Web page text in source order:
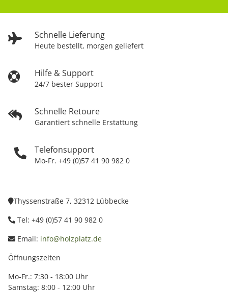
Schnelle Lieferung
Heute bestellt, morgen geliefert
Hilfe & Support
24/7 bester Support
Schnelle Retoure
Garantiert schnelle Erstattung
Telefonsupport
Mo-Fr. +49 (0)57 41 90 982 0
Thyssenstraße 7, 32312 Lübbecke
Tel: +49 (0)57 41 90 982 0
Email: info@holzplatz.de
Öffnungszeiten
Mo-Fr.: 7:30 - 18:00 Uhr
Samstag: 8:00 - 12:00 Uhr